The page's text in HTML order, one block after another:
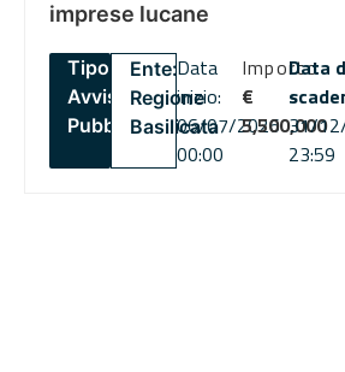
imprese lucane
Tipo:
Avviso
Pubblico
Ente:
Regione
Basilicata
Data
inizio:
06/07/2026
00:00
Importo
€
5,500,000
Data
31/
23:59